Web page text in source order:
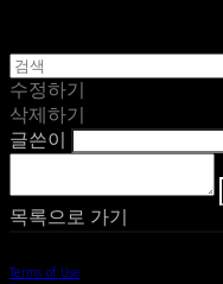
수정하기
삭제하기
글쓴이
목록으로 가기
Terms of Use